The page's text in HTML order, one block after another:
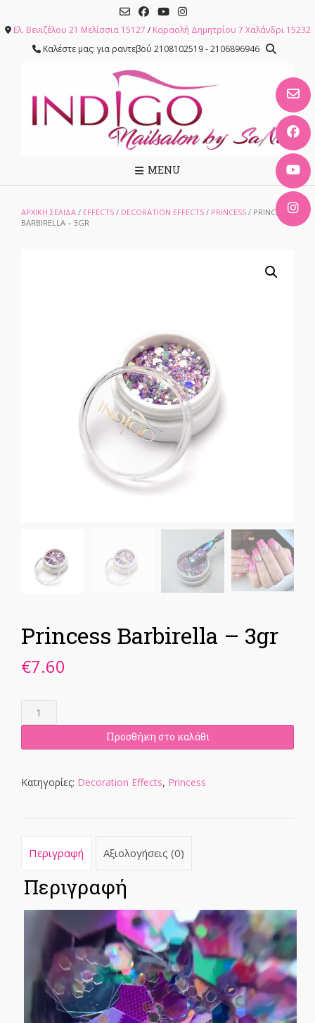
content
Ελ. Βενιζέλου 21 Μελίσσια 15127 / Καραολή Δημητρίου 7 Χαλάνδρι 15232
Καλέστε μας: για ραντεβού 2108102519 - 2106896946
MENU
ΑΡΧΙΚΉ ΣΕΛΊΔΑ / EFFECTS / DECORATION EFFECTS / PRINCESS / PRINCESS
BARBIRELLA – 3GR
Princess Barbirella – 3gr
€7.60
Princess
3gr
Προσθήκη στο καλάθι
Κατηγορίες: Decoration Effects, Princess
Περιγραφή Αξιολογήσεις (0)
Περιγραφή
Πρόγραμμα
Αναπαραγωγής
Βίντεο